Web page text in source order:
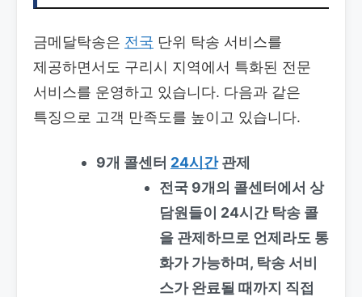
금메달탁송은 전국 단위 탁송 서비스를
제공하면서도 구리시 지역에서 특화된 전문
서비스를 운영하고 있습니다. 다음과 같은
특징으로 고객 만족도를 높이고 있습니다.
9개 콜센터 24시간관제
전국 9개의 콜센터에서 상
담원들이 24시간 탁송 콜
을 관제하므로 언제라도 통
화가 가능하며, 탁송 서비
스가 완료될 때까지 직접